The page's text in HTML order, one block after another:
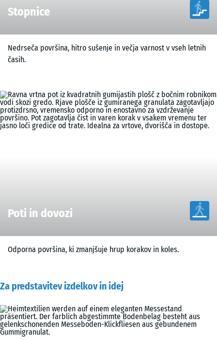
Stopnice
Nedrseča površina, hitro sušenje in večja varnost v vseh letnih
časih.
Poti in dovozi
Odporna površina, ki zmanjšuje hrup korakov in koles.
Za predstavitev izdelkov in idej